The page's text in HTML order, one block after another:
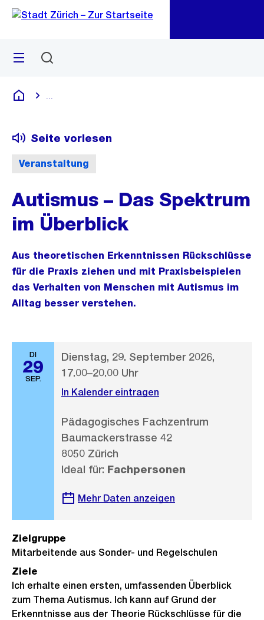
Navigation
Sprunglink
Menü
Deutsch
Veranstaltung
Seite vorlesen
Autismus – Das Spektrum
im Überblick
Aus theoretischen Erkenntnissen Rückschlüsse
für die Praxis ziehen und mit Praxisbeispielen
das Verhalten von Menschen mit Autismus im
Alltag besser verstehen.
DI
29
SEP.
Dienstag, 29. September 2026,
17.00–20.00 Uhr
In Kalender eintragen
Pädagogisches Fachzentrum
Baumackerstrasse 42
8050 Zürich
Ideal für: Fachpersonen
Mehr Daten anzeigen
Zielgruppe
Mitarbeitende aus Sonder- und Regelschulen
Ziele
Ich erhalte einen ersten, umfassenden Überblick
zum Thema Autismus. Ich kann auf Grund der
Erkenntnisse aus der Theorie Rückschlüsse für die